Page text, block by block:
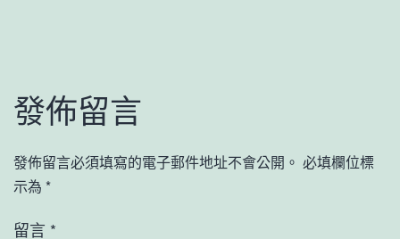
發佈留言
發佈留言必須填寫的電子郵件地址不會公開。 必填欄位標
示為 *
留言 *